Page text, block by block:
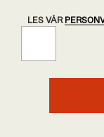
LES VÅR